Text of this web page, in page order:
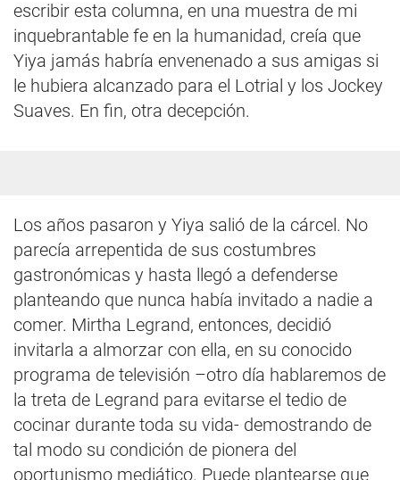
escribir esta columna, en una muestra de mi
inquebrantable fe en la humanidad, creía que
Yiya jamás habría envenenado a sus amigas si
le hubiera alcanzado para el Lotrial y los Jockey
Suaves. En fin, otra decepción.
Los años pasaron y Yiya salió de la cárcel. No
parecía arrepentida de sus costumbres
gastronómicas y hasta llegó a defenderse
planteando que nunca había invitado a nadie a
comer. Mirtha Legrand, entonces, decidió
invitarla a almorzar con ella, en su conocido
programa de televisión –otro día hablaremos de
la treta de Legrand para evitarse el tedio de
cocinar durante toda su vida- demostrando de
tal modo su condición de pionera del
oportunismo mediático. Puede plantearse que